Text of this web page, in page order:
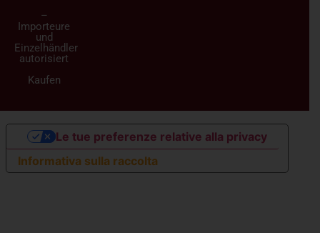
–
Importeure
und
Einzelhändler
autorisiert
Kaufen
Informativa sulla raccolta
Le tue preferenze relative alla privacy